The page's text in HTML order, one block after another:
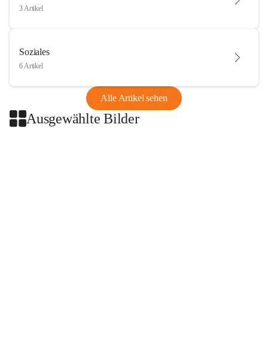
3 Artikel
Soziales
6 Artikel
Alle Artikel sehen
Ausgewählte Bilder